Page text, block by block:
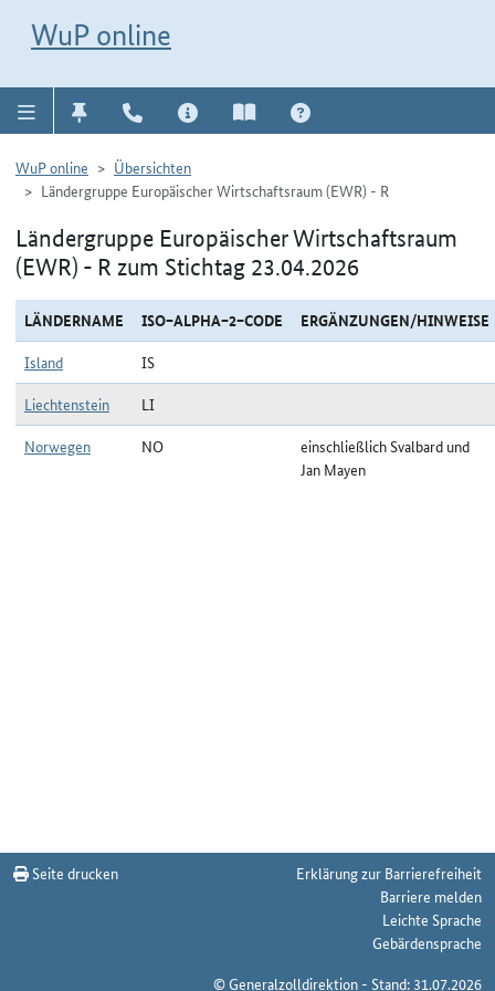
WuP online
WuP online
Übersichten
Ländergruppe Europäischer Wirtschaftsraum (EWR) - R
Ländergruppe Europäischer Wirtschaftsraum
(EWR) - R zum Stichtag 23.04.2026
LÄNDERNAME ISO−ALPHA−2−CODE
ERGÄNZUNGEN/HINWEISE
Island
IS
Liechtenstein
LI
Norwegen
NO
einschließlich Svalbard und
Jan Mayen
Seite drucken
Erklärung zur Barrierefreiheit
Barriere melden
Leichte Sprache
Gebärdensprache
© Generalzolldirektion - Stand: 31.07.2026